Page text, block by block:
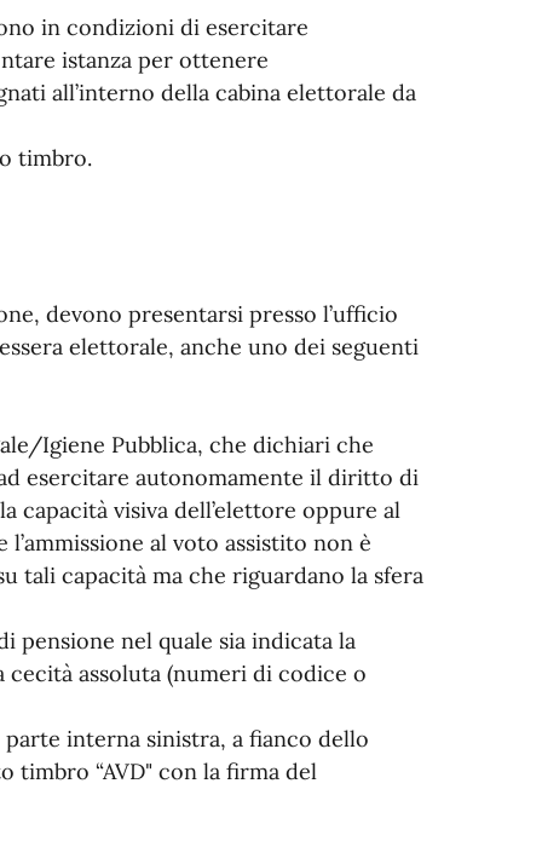
in condizioni di esercitare
istanza per ottenere
all’interno della cabina elettorale da
timbro.
devono presentarsi presso l’ufficio
elettorale, anche uno dei seguenti
Igiene Pubblica, che dichiari che
esercitare autonomamente il diritto di
capacità visiva dell’elettore oppure al
al voto assistito non è
tali capacità ma che riguardano la sfera
nel quale sia indicata la
assoluta (numeri di codice o
interna sinistra, a fianco dello
timbro “AVD" con la firma del